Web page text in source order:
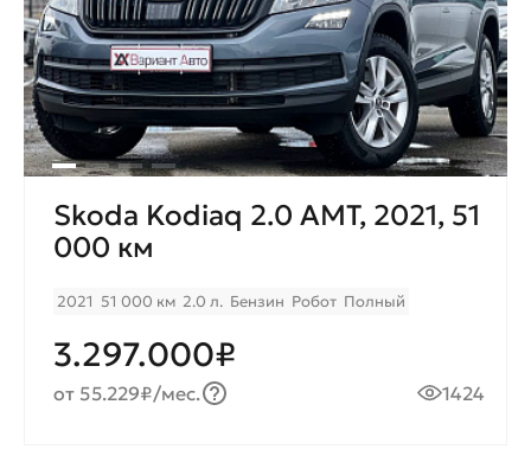
Skoda Kodiaq 2.0 AMT, 2021, 51
000 км
2021 51 000 км 2.0 л. Бензин Робот Полный
3.297.000₽
от 55.229₽/мес. 1424